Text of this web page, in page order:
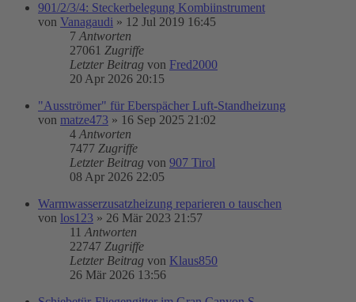
901/2/3/4: Steckerbelegung Kombiinstrument
von Vanagaudi » 12 Jul 2019 16:45
7 Antworten
27061 Zugriffe
Letzter Beitrag von Fred2000
20 Apr 2026 20:15
"Ausströmer" für Eberspächer Luft-Standheizung
von matze473 » 16 Sep 2025 21:02
4 Antworten
7477 Zugriffe
Letzter Beitrag von 907 Tirol
08 Apr 2026 22:05
Warmwasserzusatzheizung reparieren o tauschen
von los123 » 26 Mär 2023 21:57
11 Antworten
22747 Zugriffe
Letzter Beitrag von Klaus850
26 Mär 2026 13:56